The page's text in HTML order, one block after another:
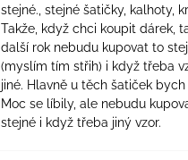
stejné., stejné šatičky, kalhoty,
Takže, když chci koupit dárek,
další rok nebudu kupovat to
(myslím tím střih) i když třeba
jiné. Hlavně u těch šatiček
Moc se líbily, ale nebudu
stejné i když třeba jiný vzor.